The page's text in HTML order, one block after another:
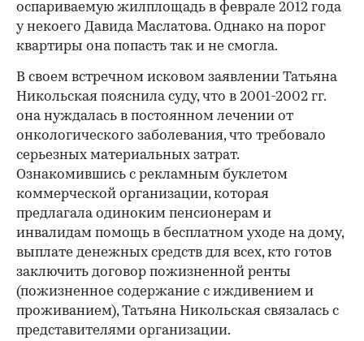
оспариваемую жилплощадь в феврале 2012 года
у некоего Давида Маслатова. Однако на порог
квартиры она попасть так и не смогла.
В своем встречном исковом заявлении Татьяна
Никольская пояснила суду, что в 2001-2002 гг.
она нуждалась в постоянном лечении от
онкологического заболевания, что требовало
серьезных материальных затрат.
Ознакомившись с рекламным буклетом
коммерческой организации, которая
предлагала одиноким пенсионерам и
инвалидам помощь в бесплатном уходе на дому,
выплате денежных средств для всех, кто готов
заключить договор пожизненной ренты
(пожизненное содержание с иждивением и
проживанием), Татьяна Никольская связалась с
представителями организации.